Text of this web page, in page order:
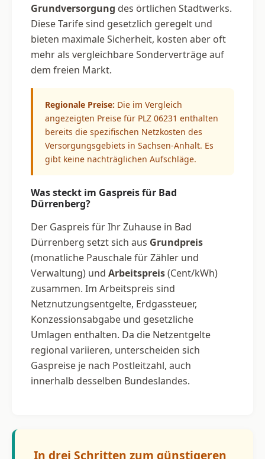
Grundversorgung des örtlichen Stadtwerks.
Diese Tarife sind gesetzlich geregelt und
bieten maximale Sicherheit, kosten aber oft
mehr als vergleichbare Sonderverträge auf
dem freien Markt.
Regionale Preise: Die im Vergleich
angezeigten Preise für PLZ 06231 enthalten
bereits die spezifischen Netzkosten des
Versorgungsgebiets in Sachsen-Anhalt. Es
gibt keine nachträglichen Aufschläge.
Was steckt im Gaspreis für Bad
Dürrenberg?
Der Gaspreis für Ihr Zuhause in Bad
Dürrenberg setzt sich aus Grundpreis
(monatliche Pauschale für Zähler und
Verwaltung) und Arbeitspreis(Cent/kWh)
zusammen. Im Arbeitspreis sind
Netznutzungsentgelte, Erdgassteuer,
Konzessionsabgabe und gesetzliche
Umlagen enthalten. Da die Netzentgelte
regional variieren, unterscheiden sich
Gaspreise je nach Postleitzahl, auch
innerhalb desselben Bundeslandes.
In drei Schritten zum günstigeren